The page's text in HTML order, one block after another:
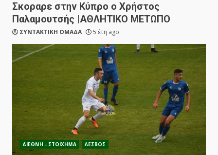
Σκοραρε στην Κύπρο ο Χρήστος
Παλαμουτσής |ΑΘΛΗΤΙΚΟ ΜΕΤΩΠΟ
ΣΥΝΤΑΚΤΙΚΗ ΟΜΑΔΑ 5 έτη ago
ΔΙΕΘΝΗ - ΣΤΟΙΧΗΜΑ ΛΕΣΒΟΣ